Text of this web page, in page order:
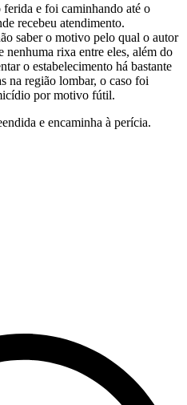
e foi caminhando até o
recebeu atendimento.
saber o motivo pelo qual o autor
nenhuma rixa entre eles, além do
o estabelecimento há bastante
na região lombar, o caso foi
por motivo fútil.
e encaminha à perícia.